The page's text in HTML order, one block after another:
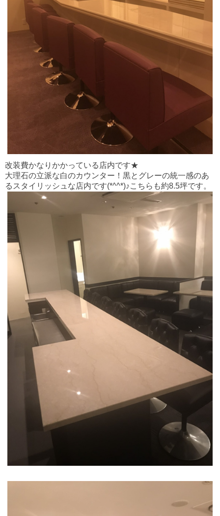
改装費かなりかかっている店内です★
大理石の立派な白のカウンター！黒とグレーの統一感のあ
るスタイリッシュな店内です(*^^*)♪こちらも約8.5坪です。